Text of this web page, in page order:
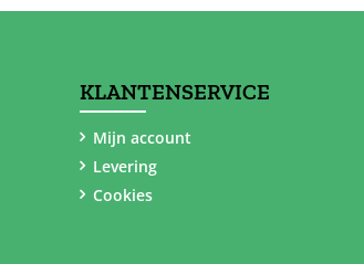
KLANTENSERVICE
Mijn account
Levering
Cookies